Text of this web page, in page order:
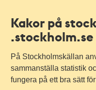
Kakor på
.stockholm.se
På Stockholmskällan
sammanställa statistik
fungera på ett bra sätt